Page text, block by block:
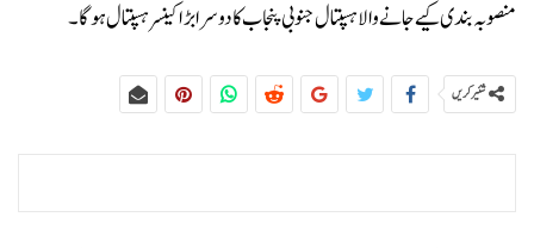
منصوبہ بندی کیے جانے والا ہسپتال جنوبی پنجاب کا دوسرا بڑا کینسر ہسپتال ہوگا۔
شئیر کریں